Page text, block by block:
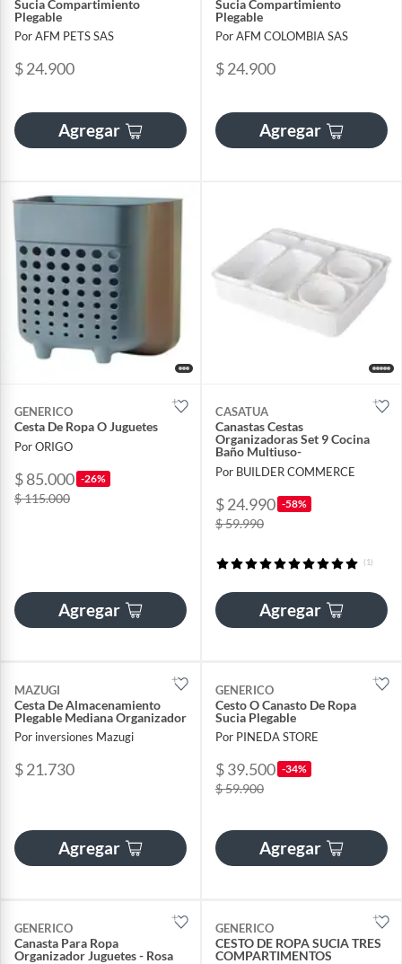
Sucia Compartimiento
Plegable
Por AFM PETS SAS
$ 24.900
Agregar
Sucia Compartimiento
Plegable
Por AFM COLOMBIA SAS
$ 24.900
Agregar
GENERICO
Cesta De Ropa O Juguetes
Por ORIGO
$ 85.000 -26%
$ 115.000
Agregar
CASATUA
Canastas Cestas
Organizadoras Set 9 Cocina
Baño Multiuso-
Por BUILDER COMMERCE
$ 24.990 -58%
$ 59.990
(1)
Agregar
MAZUGI
Cesta De Almacenamiento
Plegable Mediana Organizador
Por inversiones Mazugi
$ 21.730
Agregar
GENERICO
Cesto O Canasto De Ropa
Sucia Plegable
Por PINEDA STORE
$ 39.500 -34%
$ 59.900
Agregar
GENERICO
Canasta Para Ropa
Organizador Juguetes - Rosa
GENERICO
CESTO DE ROPA SUCIA TRES
COMPARTIMENTOS